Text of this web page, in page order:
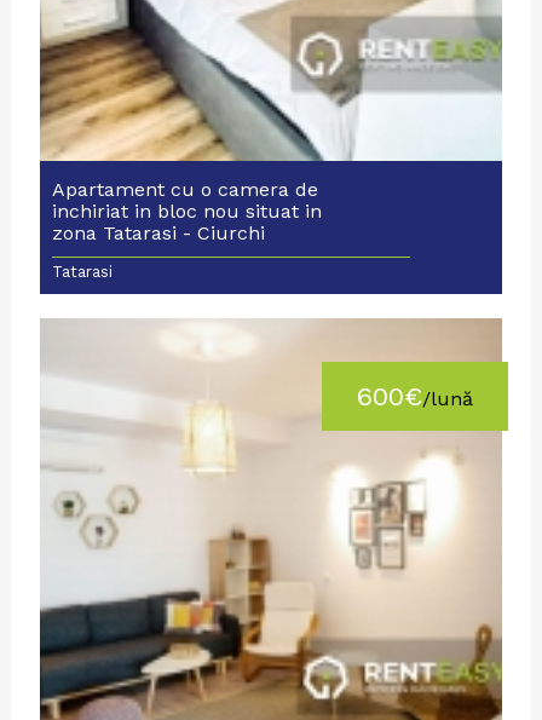
Apartament cu o camera de
inchiriat in bloc nou situat in
zona Tatarasi - Ciurchi
Tatarasi
600€/lună